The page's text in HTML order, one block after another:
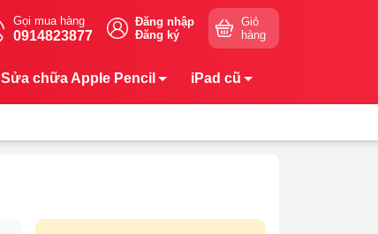
Gọi mua hàng
0914823877
Đăng nhập
Đăng ký
Giỏ
hàng
Sửa chữa Apple Pencil iPad cũ